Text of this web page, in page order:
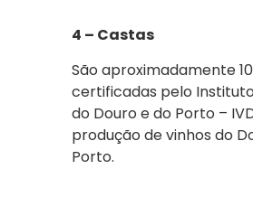
4 – Castas
São aproximadamente
certificadas pelo
do Douro e do Porto –
produção de vinhos do
Porto.